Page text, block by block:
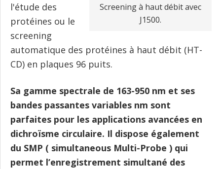
Screening à haut débit avec
J1500.
l'étude des
protéines ou le
screening
automatique des protéines à haut débit (HT-
CD) en plaques 96 puits.
Sa gamme spectrale de 163-950 nm et ses
bandes passantes variables nm sont
parfaites pour les applications avancées en
dichroïsme circulaire. Il dispose également
du SMP ( simultaneous Multi-Probe ) qui
permet l’enregistrement simultané des